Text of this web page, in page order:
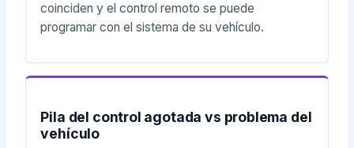
coinciden y el control remoto se puede
programar con el sistema de su vehículo.
Pila del control agotada vs problema del
vehículo